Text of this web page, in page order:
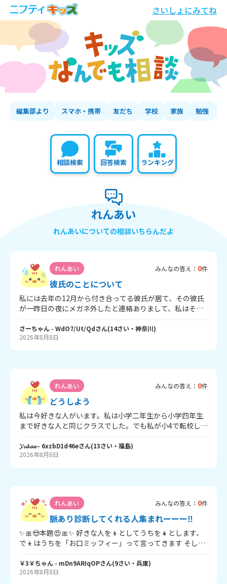
さいしょにみてね
編集部より スマホ・携帯 友だち 学校 家族 勉強
相談検索 回答検索 ランキング
の相談いちらん
れんあい
れんあいについての相談いちらんだよ
れんあい みんなの答え： 0件
彼氏のことについて
私には去年の12月から付き合ってる彼氏が居て、その彼氏
が一昨日の夜にメガネ外したと連絡ありまして、私はそれ
テちゃうかも」って考えちゃって、少し不安です。しか
も、昨日、、私と仲いい先輩が私の彼氏を狙ってる後輩が
って言ってくれてたらしいんですよ、それでもいつ後輩に
取られてもおかしくないかっこよさで人生が終わったって
最初思っていて、それを考えるたびに心の傷が浅くなって
いて痛々しいです。助けてください
さーちゃん - WdO7/Ut/Qdさん(14さい・ 神奈川)
2026年8月8日
れんあい みんなの答え： 0件
どうしよう
私は今好きな人がいます。私は小学二年生から小学四年生
まで好きな人と同じクラスでした。でも私が小4で転校して
でした。でも転校したあとの寄せ書きを見て急に気になり
始めて共通の友達を通してLINEを交換してもらいました。
電話はしてないんですけど、夏休み後にはできるって言っ
てました。でも今好きな人と住んでるところが遠すぎて一
年に一回も会えないくらい(財力もないので、、)なんです
よ。だからもう諦めた方がいいのかなって何回も思ったん
ですけどでもやっぱり諦めたくないんですよね。。今回質
問したいことは２つあって、1つ目は物理的な距離が遠くて
も距離が近くなれる方法はありますか？ 2つ目は、初めて
の電話ってどんな話題を振ればいいと思いますか、？ま
た、ビデオ通話か音声通話どっちがいいと思いますか？も
𝓨𝓾𝓴𝓪𝓮- 6xzbD1d46eさん(13さい・ 福島)
2026年8月8日
れんあい みんなの答え： 0件
脈あり診断してくれる人集まれーーー‼️
✨🎀😍本題😍🎀✨ 好きな人を👦としてうちを👧とします、
で👦はうちを「お口ミッフィー」って言ってきます そして
いましたそれって私にアプローチしてる？だってさそのあ
だ名つけるのって好きな人にしかしなくない？しかも👦は
￥3￥ちゃん - mDn9ARIqOPさん(9さい・ 兵庫)
2026年8月8日